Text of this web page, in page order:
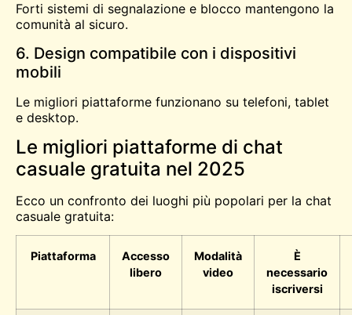
Forti sistemi di segnalazione e blocco mantengono la
comunità al sicuro.
6. Design compatibile con i dispositivi
mobili
Le migliori piattaforme funzionano su telefoni, tablet
e desktop.
Le migliori piattaforme di chat
casuale gratuita nel 2025
Ecco un confronto dei luoghi più popolari per la chat
casuale gratuita:
Piattaforma
Accesso
libero
Modalità
video
È
necessario
iscriversi